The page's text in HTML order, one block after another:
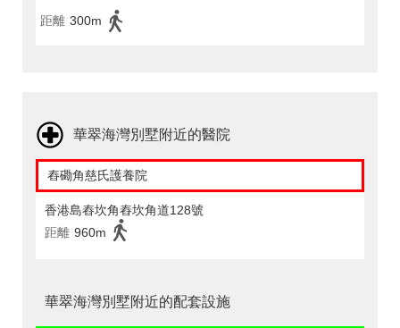
距離 300m
華翠海灣別墅附近的醫院
舂磡角慈氏護養院
香港島舂坎角舂坎角道128號
距離 960m
華翠海灣別墅附近的配套設施